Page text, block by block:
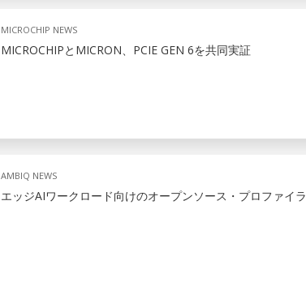
MICROCHIP NEWS
MICROCHIPとMICRON、PCIE GEN 6を共同実証
AMBIQ NEWS
エッジAIワークロード向けのオープンソース・プロファイラ